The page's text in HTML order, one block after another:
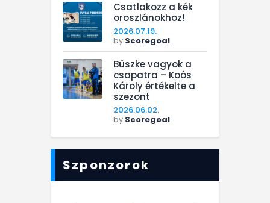
Csatlakozz a kék
oroszlánokhoz!
2026.07.19.
by Scoregoal
Büszke vagyok a
csapatra – Koós
Károly értékelte a
szezont
2026.06.02.
by Scoregoal
Szponzorok